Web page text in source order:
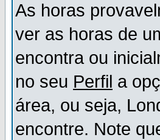
As horas
ver as horas de
encontra ou
no seu Perfil a
área, ou seja,
encontre. Note